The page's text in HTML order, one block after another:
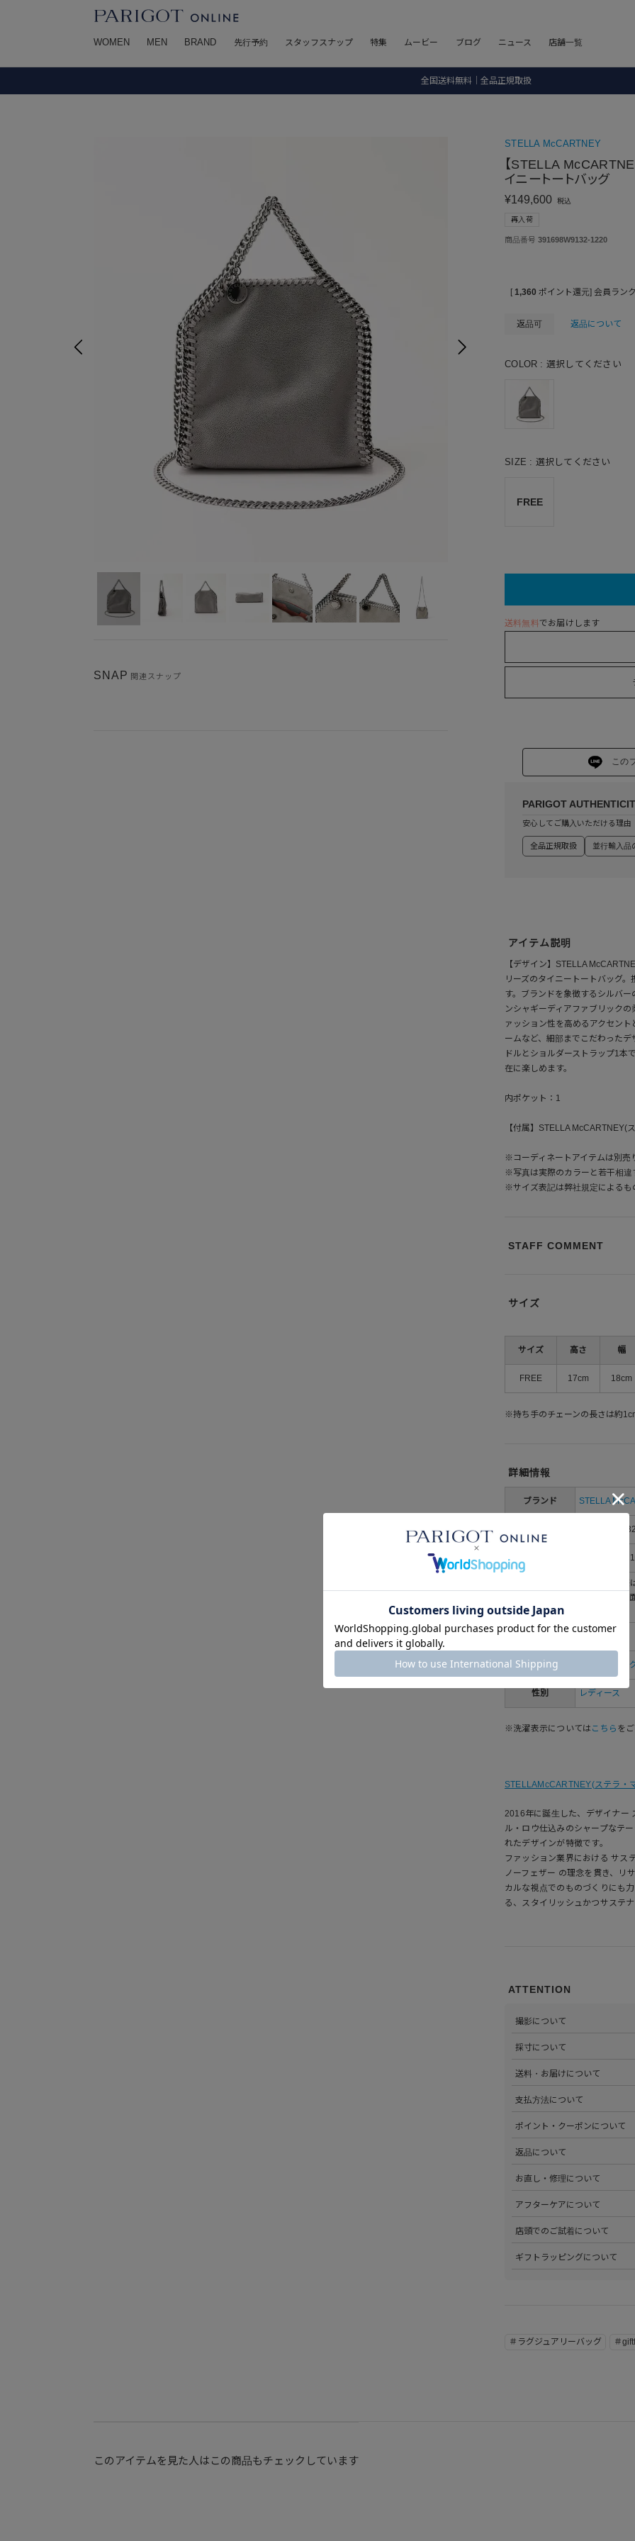
WOMEN MEN BRAND 先行予約 スタッフスナップ 特集 ムービー ブログ ニュース 店舗一覧
全国送料無料｜全品正規取扱
SNAP 関連スナップ
STELLA McCARTNEY
【STELLA
イニートートバッグ
¥149,600 税込
再入荷
商品番号 391698W9132-1220
[ 1,360 ポイント還元] 会員ラン
返品可 返品について
COLOR 選択してください
SIZE 選択してください
FREE
送料無料 でお届けします
この
PARIGOT
安心してご購入いただける理由
全品正規取扱 並行輸入品
アイテム説明
【デザイン】STELLA
リーズのタイニートートバッグ
す。ブランドを象徴するシルバ
ンシャギーディアファブリック
ァッション性を高めるアクセン
ームなど、細部までこだわった
ドルとショルダーストラップ1本
在に楽しめます。
内ポケット：1
【付属】STELLA McCARTNEY(
※コーディネートアイテムは別売
※写真は実際のカラーと若干相違
※サイズ表記は弊社規定によるも
STAFF COMMENT
サイズ
サイズ 高さ 幅
FREE 17cm 18cm
※持ち手のチェーンの長さは約
詳細情報
ブランド STELLA
391698W9132
ポリエステル
お手入れの
拭きます。
カテゴリ すべてのバッ
性別 レディース
※洗濯表示については こちら を
STELLAMcCARTNEY(ステラ・
2016年に誕生した、デザイナー
ル・ロウ仕込みのシャープなテ
れたデザインが特徴です。
ファッション業界における サス
ノーフェザー の理念を貫き、リ
カルな視点でのものづくりにも
る、スタイリッシュかつサステ
ATTENTION
撮影について
心がけています。詳しくは
採寸について
部サイズタブか、または
送料・お届けについて
ださい。
支払方法について
・クレジットカード払い（
・PayPay
分割払いやご利用可能なクレ
ポイント・クーポンについて
す。
発行中のクーポンはマイペー
返品について
確認ください。
お直し・修理について
>修理については内容を確認
詳しくはこちらをご覧ください
アフターケアについて
店頭でのご試着について
くはこちらをご覧ください。
ギフトラッピングについて
＃ラグジュアリーバッグ ＃
このアイテムを見た人はこの商品もチェックしています